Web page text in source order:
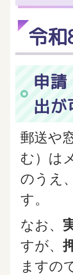
令
申
出が
郵送や
む）は
のうえ
す。
なお、
すが、
ますの